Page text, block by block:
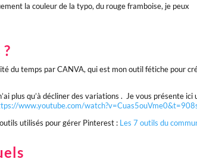
la couleur de la typo, du rouge framboise, je peux
du temps par CANVA, qui est mon outil fétiche pour
plus qu’à décliner des variations . Je vous présente ici
www.youtube.com/
utilisés pour gérer Pinterest : Les 7 outils du